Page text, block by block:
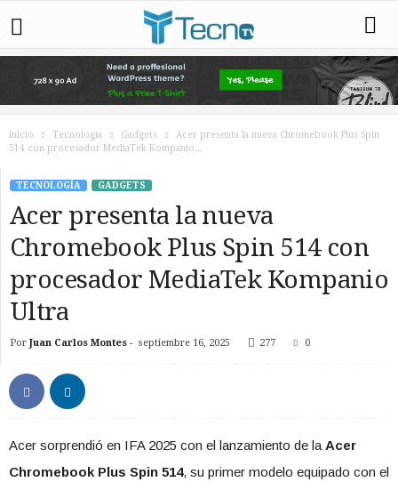
Inicio Tecnología Gadgets
Acer presenta la nueva Chromebook Plus Spin
514 con procesador MediaTek Kompanio...
TECNOLOGÍA GADGETS
Acer presenta la nueva
Chromebook Plus Spin 514 con
procesador MediaTek Kompanio
Ultra
Por Juan Carlos Montes - septiembre 16, 2025 277 0
Acer sorprendió en IFA 2025 con el lanzamiento de la Acer
Chromebook Plus Spin 514, su primer modelo equipado con el